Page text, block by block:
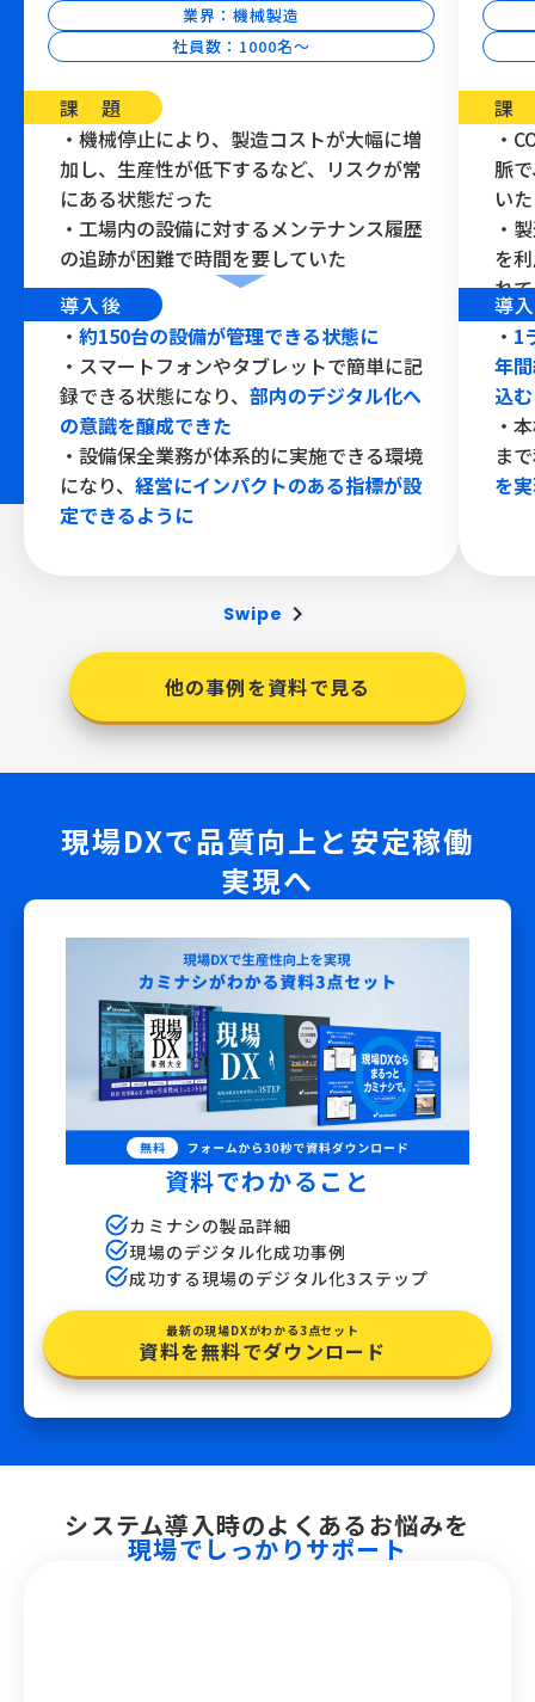
業界：機械製造
社員数：1000名〜
課 題
・機械停止により、製造コストが大幅に増
加し、生産性が低下するなど、リスクが常
にある状態だった
・工場内の設備に対するメンテナンス履歴
の追跡が困難で時間を要していた
導入後
・ 約150台の設備が管理できる状態に
・スマートフォンやタブレットで簡単に記
録できる状態になり、 部内のデジタル化へ
の意識を醸成できた
・設備保全業務が体系的に実施できる環境
になり、 経営にインパクトのある指標が設
定できるように
課
・
脈
いた
・
を
れ
導
・ 1
年
込む
・
ま
を
Swipe keyboard_arrow_right
他の事例を資料で見る
現場DXで品質向上と安定稼働
実現へ
資料でわかること
カミナシの製品詳細
現場のデジタル化成功事例
成功する現場のデジタル化3ステップ
最新の現場DXがわかる3点セット
資料を無料でダウンロード
システム導入時のよくあるお悩みを
現場でしっかりサポート